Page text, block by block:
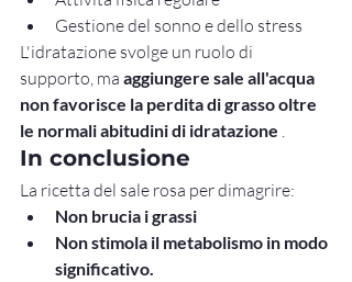
Gestione del sonno e dello stress
L'idratazione svolge un ruolo di
supporto, ma aggiungere sale all'acqua
non favorisce la perdita di grasso oltre
le normali abitudini di idratazione
In conclusione
La ricetta del sale rosa per dimagrire:
Non brucia i grassi
Non stimola il metabolismo in modo
significativo.